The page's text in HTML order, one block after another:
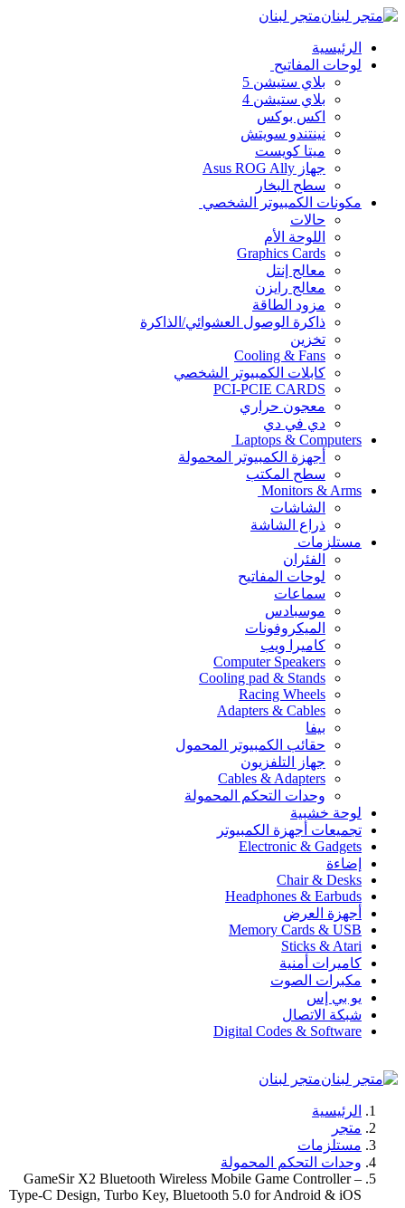
متجر لبنان
الرئيسية
لوحات المفاتيح
بلاي ستيشن 5
بلاي ستيشن 4
اكس بوكس
نينتندو سويتش
ميتا كويست
جهاز Asus ROG Ally
سطح البخار
مكونات الكمبيوتر الشخصي
حالات
اللوحة الأم
Graphics Cards
معالج إنتل
معالج رايزن
مزود الطاقة
ذاكرة الوصول العشوائي/الذاكرة
تخزين
Cooling & Fans
كابلات الكمبيوتر الشخصي
PCI-PCIE CARDS
معجون حراري
دي في دي
Laptops & Computers
أجهزة الكمبيوتر المحمولة
سطح المكتب
Monitors & Arms
الشاشات
ذراع الشاشة
مستلزمات
الفئران
لوحات المفاتيح
سماعات
موسبادس
الميكروفونات
كاميرا ويب
Computer Speakers
Cooling pad & Stands
Racing Wheels
Adapters & Cables
بيفا
حقائب الكمبيوتر المحمول
جهاز التلفزيون
Cables & Adapters
وحدات التحكم المحمولة
لوحة خشبية
تجميعات أجهزة الكمبيوتر
Electronic & Gadgets
إضاءة
Chair & Desks
Headphones & Earbuds
أجهزة العرض
Memory Cards & USB
Sticks & Atari
كاميرات أمنية
مكبرات الصوت
يو بي إس
شبكة الاتصال
Digital Codes & Software
متجر لبنان
الرئيسية
متجر
مستلزمات
وحدات التحكم المحمولة
GameSir X2 Bluetooth Wireless Mobile Game Controller –
Type-C Design, Turbo Key, Bluetooth 5.0 for Android & iOS